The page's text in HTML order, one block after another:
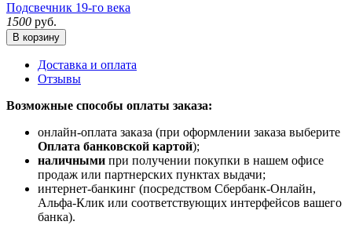
Подсвечник 19-го века
1500 руб.
В корзину
Доставка и оплата
Отзывы
Возможные способы оплаты заказа:
онлайн-оплата заказа (при оформлении заказа выберите
Оплата банковской картой);
наличными при получении покупки в нашем офисе
продаж или партнерских пунктах выдачи;
интернет-банкинг (посредством Сбербанк-Онлайн,
Альфа-Клик или соответствующих интерфейсов вашего
банка).